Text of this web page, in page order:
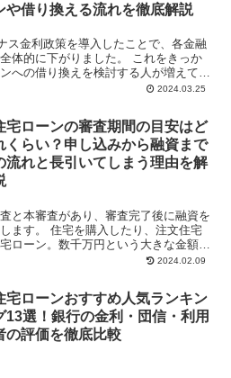
や借り換える流れを徹底解説
ス金利政策を導入したことで、各金融
体的に下がりました。 これをきっか
への借り換えを検討する人が増えてい
2024.03.25
宅ローンの審査期間の目安はど
くらい？申し込みから融資まで
流れと長引いてしまう理由を解
と本審査があり、審査完了後に融資を
ます。 住宅を購入したり、注文住宅
ローン。数千万円という大きな金額を
ていくわけですから、銀行...2024.02.09
宅ローンおすすめ人気ランキン
13選！銀行の金利・団信・利用
の評価を徹底比較